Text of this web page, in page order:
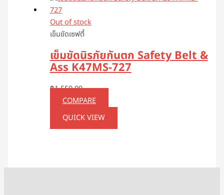
Out of stock
เข็มขัดเซฟตี้
เข็มขัดนิรภัยกันตก Safety Belt &
Ass K47MS-727
฿1,550.00
COMPARE
QUICK VIEW